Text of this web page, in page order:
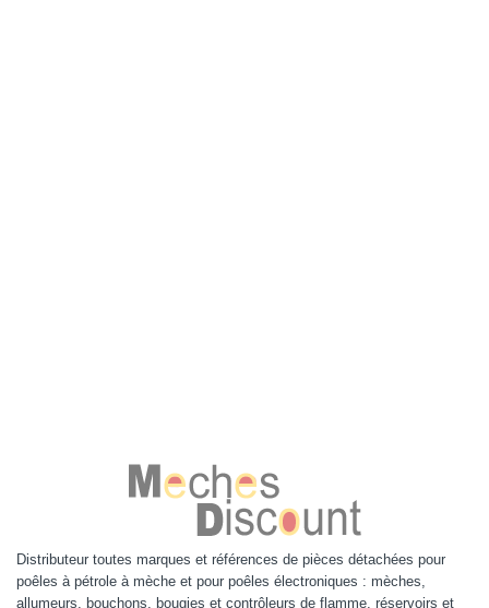
Distributeur toutes marques et références de pièces détachées pour
poêles à pétrole à mèche et pour poêles électroniques : mèches,
allumeurs, bouchons, bougies et contrôleurs de flamme, réservoirs et